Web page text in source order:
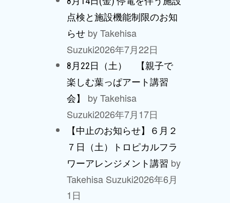
点検と施設機能制限のお知
らせ by Takehisa
Suzuki2026年7月22日
8月22日（土） 【親子で
楽しむ葉っぱアート講習
会】
by Takehisa
Suzuki2026年7月17日
【中止のお知らせ】６月２
７日（土）トロピカルフラ
ワーアレンジメント講習 by
Takehisa Suzuki2026年6月
1日